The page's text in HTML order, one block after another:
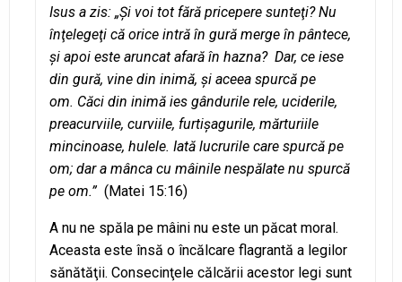
Isus a zis: „Şi voi tot fără pricepere sunteţi? Nu
înţelegeţi că orice intră în gură merge în pântece,
şi apoi este aruncat afară în hazna? Dar, ce iese
din gură, vine din inimă, şi aceea spurcă pe
om. Căci din inimă ies gândurile rele, uciderile,
preacurviile, curviile, furtişagurile, mărturiile
mincinoase, hulele. Iată lucrurile care spurcă pe
om; dar a mânca cu mâinile nespălate nu spurcă
pe om.”(Matei 15:16)
A nu ne spăla pe mâini nu este un păcat moral.
Aceasta este însă o încălcare flagrantă a legilor
sănătăţii. Consecinţele călcării acestor legi sunt